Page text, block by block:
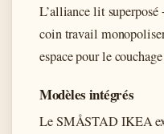
L’alliance lit superposé
coin travail
espace pour le
Modèles intégrés
Le SMÅSTAD IKEA